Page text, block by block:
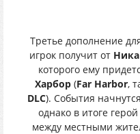
Третье дополнение
игрок получит от
которого ему
Харбор(Far Harbor,
DLC). События
однако в итоге
между местными